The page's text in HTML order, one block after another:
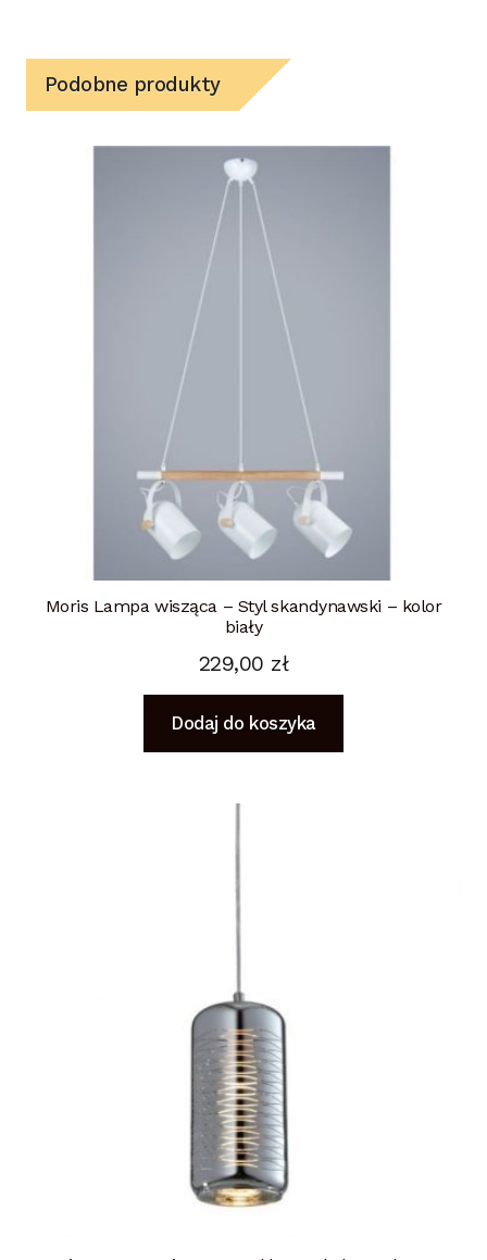
Podobne produkty
Moris Lampa wisząca – Styl skandynawski – kolor
biały
229,00 zł
Dodaj do koszyka